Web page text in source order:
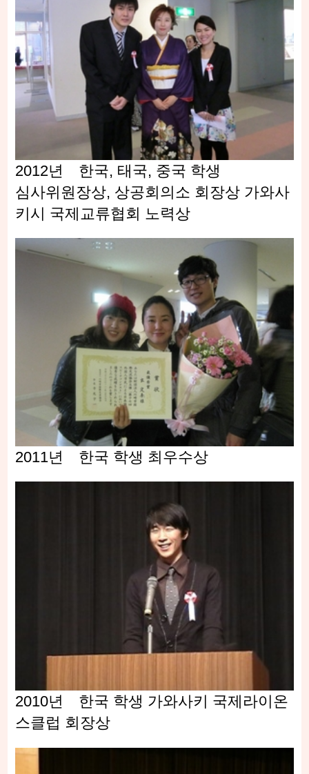
2012년 한국, 태국, 중국 학생
심사위원장상, 상공회의소 회장상 가와사
키시 국제교류협회 노력상
2011년 한국 학생 최우수상
2010년 한국 학생 가와사키 국제라이온
스클럽 회장상